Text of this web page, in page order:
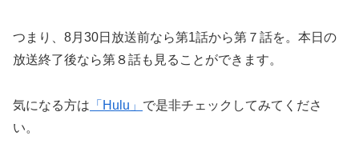
つまり、8月30日放送前なら第1話から第７話を。本日の
放送終了後なら第８話も見ることができます。
気になる方は 「Hulu」 で是非チェックしてみてくださ
い。